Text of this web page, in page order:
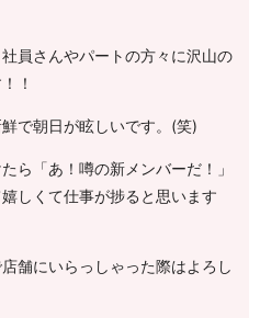
員さんやパートの方々に沢山の
！
で朝日が眩しいです。(笑)
ら「あ！噂の新メンバーだ！」
しくて仕事が捗ると思います
舗にいらっしゃった際はよろし